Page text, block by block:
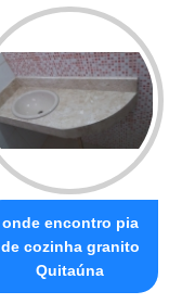
onde encontro pia
de cozinha granito
Quitaúna